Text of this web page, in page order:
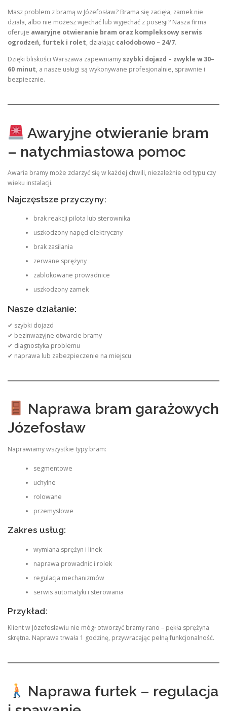
Masz problem z bramą w Józefosław? Brama się zacięła, zamek nie
działa, albo nie możesz wjechać lub wyjechać z posesji? Nasza firma
oferuje awaryjne otwieranie bram oraz kompleksowy serwis
ogrodzeń, furtek i rolet, działając całodobowo – 24/7.
Dzięki bliskości Warszawa zapewniamy szybki dojazd – zwykle w 30–
60 minut, a nasze usługi są wykonywane profesjonalnie, sprawnie i
bezpiecznie.
Awaryjne otwieranie bram
– natychmiastowa pomoc
Awaria bramy może zdarzyć się w każdej chwili, niezależnie od typu czy
wieku instalacji.
Najczęstsze przyczyny:
brak reakcji pilota lub sterownika
uszkodzony napęd elektryczny
brak zasilania
zerwane sprężyny
zablokowane prowadnice
uszkodzony zamek
Nasze działanie:
✔ szybki dojazd
✔ bezinwazyjne otwarcie bramy
✔ diagnostyka problemu
✔ naprawa lub zabezpieczenie na miejscu
Naprawa bram garażowych
Józefosław
Naprawiamy wszystkie typy bram:
segmentowe
uchylne
rolowane
przemysłowe
Zakres usług:
wymiana sprężyn i linek
naprawa prowadnic i rolek
regulacja mechanizmów
serwis automatyki i sterowania
Przykład:
Klient w Józefosławiu nie mógł otworzyć bramy rano – pękła sprężyna
skrętna. Naprawa trwała 1 godzinę, przywracając pełną funkcjonalność.
Naprawa furtek – regulacja